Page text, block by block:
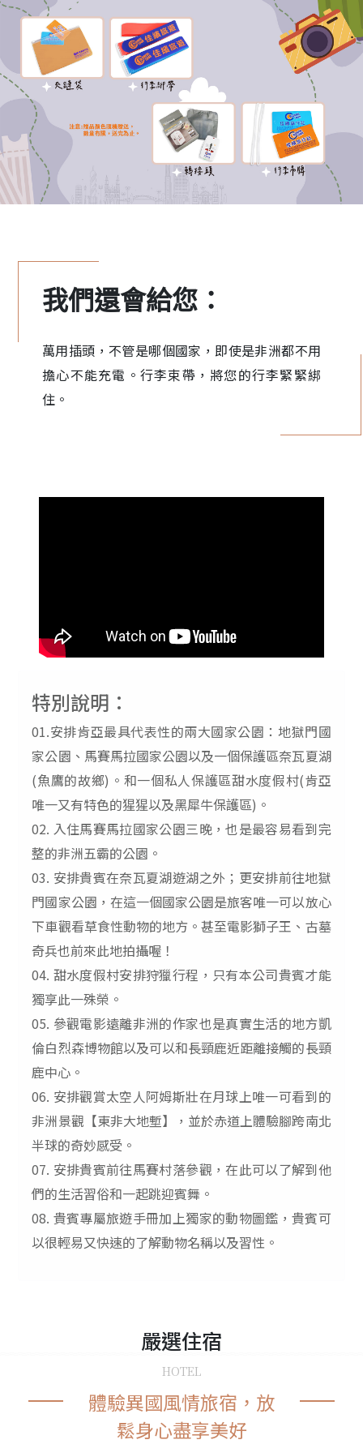
我們還會給您：
萬用插頭，不管是哪個國家，即使是非洲都不用
擔心不能充電。行李束帶，將您的行李緊緊綁
住。
特別說明：
01.安排肯亞最具代表性的兩大國家公園：地獄門國
家公園、馬賽馬拉國家公園以及一個保護區奈瓦夏湖
(魚鷹的故鄉) 。和一個私人保護區甜水度假村(肯亞
唯一又有特色的猩猩以及黑犀牛保護區) 。
02. 入住馬賽馬拉國家公園三晚，也是最容易看到完
整的非洲五霸的公園。
03. 安排貴賓在奈瓦夏湖遊湖之外；更安排前往地獄
門國家公園，在這一個國家公園是旅客唯一可以放心
下車觀看草食性動物的地方。甚至電影獅子王、古墓
奇兵也前來此地拍攝喔！
04. 甜水度假村安排狩獵行程，只有本公司貴賓才能
獨享此一殊榮。
05. 參觀電影遠離非洲的作家也是真實生活的地方凱
倫白烈森博物館以及可以和長頸鹿近距離接觸的長頸
鹿中心。
06. 安排觀賞太空人阿姆斯壯在月球上唯一可看到的
非洲景觀【東非大地塹】，並於赤道上體驗腳跨南北
半球的奇妙感受。
07. 安排貴賓前往馬賽村落參觀，在此可以了解到他
們的生活習俗和一起跳迎賓舞。
08. 貴賓專屬旅遊手冊加上獨家的動物圖鑑，貴賓可
以很輕易又快速的了解動物名稱以及習性。
嚴選住宿
HOTEL
體驗異國風情旅宿，放
鬆身心盡享美好